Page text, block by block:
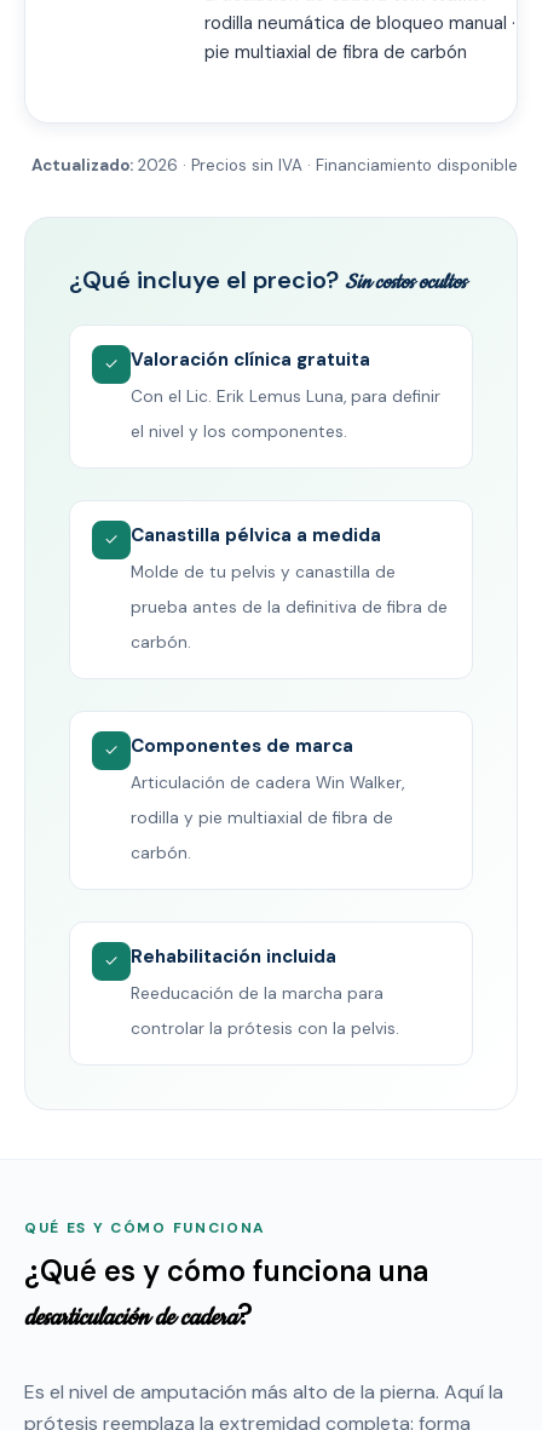
rodilla neumática de bloqueo manual ·
pie multiaxial de fibra de carbón
Actualizado: 2026 · Precios sin IVA · Financiamiento disponible
¿Qué incluye el precio? Sin costos ocultos
✓ Valoración clínica gratuita
Con el Lic. Erik Lemus Luna, para definir
el nivel y los componentes.
✓ Canastilla pélvica a medida
Molde de tu pelvis y canastilla de
prueba antes de la definitiva de fibra de
carbón.
✓ Componentes de marca
Articulación de cadera Win Walker,
rodilla y pie multiaxial de fibra de
carbón.
✓ Rehabilitación incluida
Reeducación de la marcha para
controlar la prótesis con la pelvis.
QUÉ ES Y CÓMO FUNCIONA
¿Qué es y cómo funciona una
desarticulación de cadera?
Es el nivel de amputación más alto de la pierna. Aquí la
prótesis reemplaza la extremidad completa: forma